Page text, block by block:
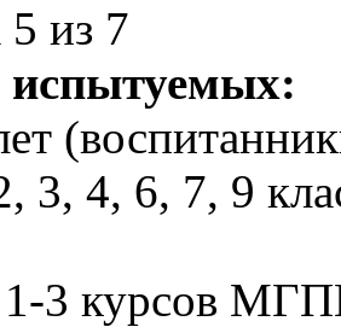
из 7
3, 4, 6, 7, 9
1-3 курсов